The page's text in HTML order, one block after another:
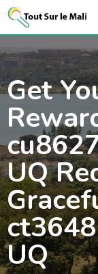
Aller
Get
UQ
UQ